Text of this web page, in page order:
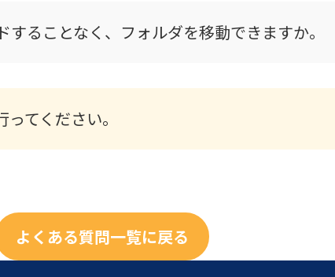
ることなく、フォルダを移動できますか。
てください。
よくある質問一覧に戻る